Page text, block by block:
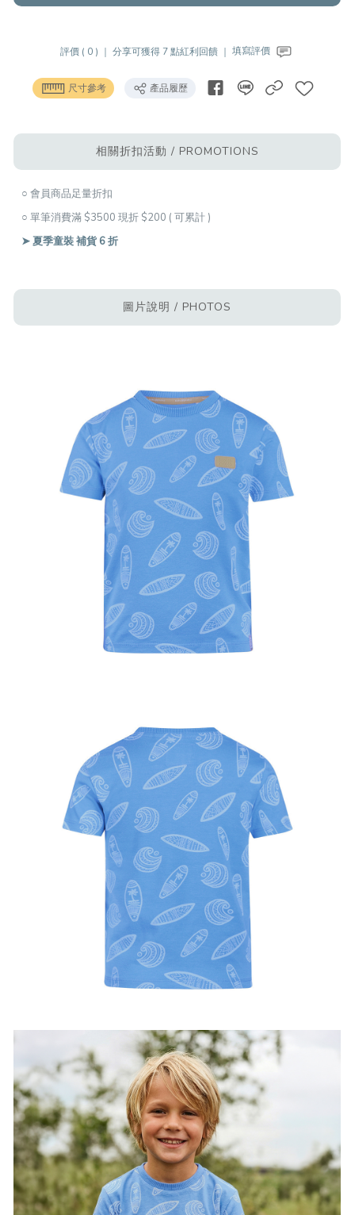
評價 ( 0 ) ｜ 分享可獲得 7 點紅利回饋 ｜ 填寫評價
尺寸參考 產品履歷
相關折扣活動 / PROMOTIONS
○ 會員商品足量折扣
○ 單筆消費滿 $3500 現折 $200 ( 可累計 )
➤ 夏季童裝 補貨 6 折
圖片說明 / PHOTOS